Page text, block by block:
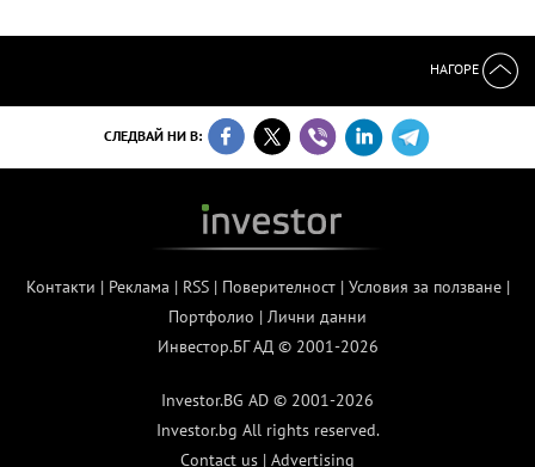
НАГОРЕ
СЛЕДВАЙ НИ В:
Контакти | Реклама | RSS| Поверителност| Условия за ползване|
Портфолио | Лични данни
Инвестор.БГ АД © 2001-2026
Investor.BG AD © 2001-2026
Investor.bg All rights reserved.
Contact us | Advertising